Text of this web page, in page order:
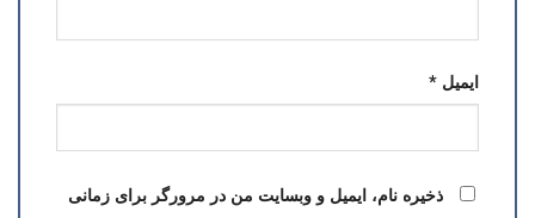
ایمیل *
ذخیره نام، ایمیل و وبسایت من در مرورگر برای زمانی